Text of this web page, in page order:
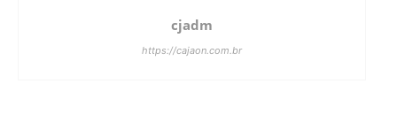
cjadm
https://cajaon.com.br